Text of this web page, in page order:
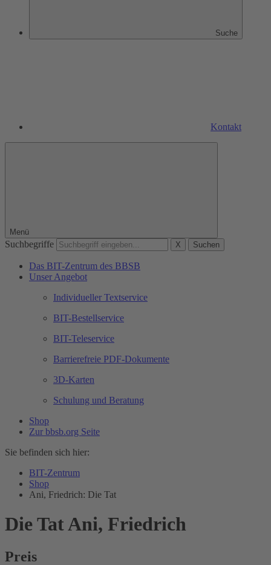
Suche
Kontakt
Menü
Suchbegriffe X Suchen
Das BIT-Zentrum des BBSB
Unser Angebot
Individueller Textservice
BIT-Bestellservice
BIT-Teleservice
Barrierefreie PDF-Dokumente
3D-Karten
Schulung und Beratung
Shop
Zur bbsb.org Seite
Sie befinden sich hier:
BIT-Zentrum
Shop
Ani, Friedrich: Die Tat
Die TatAni, Friedrich
Preis